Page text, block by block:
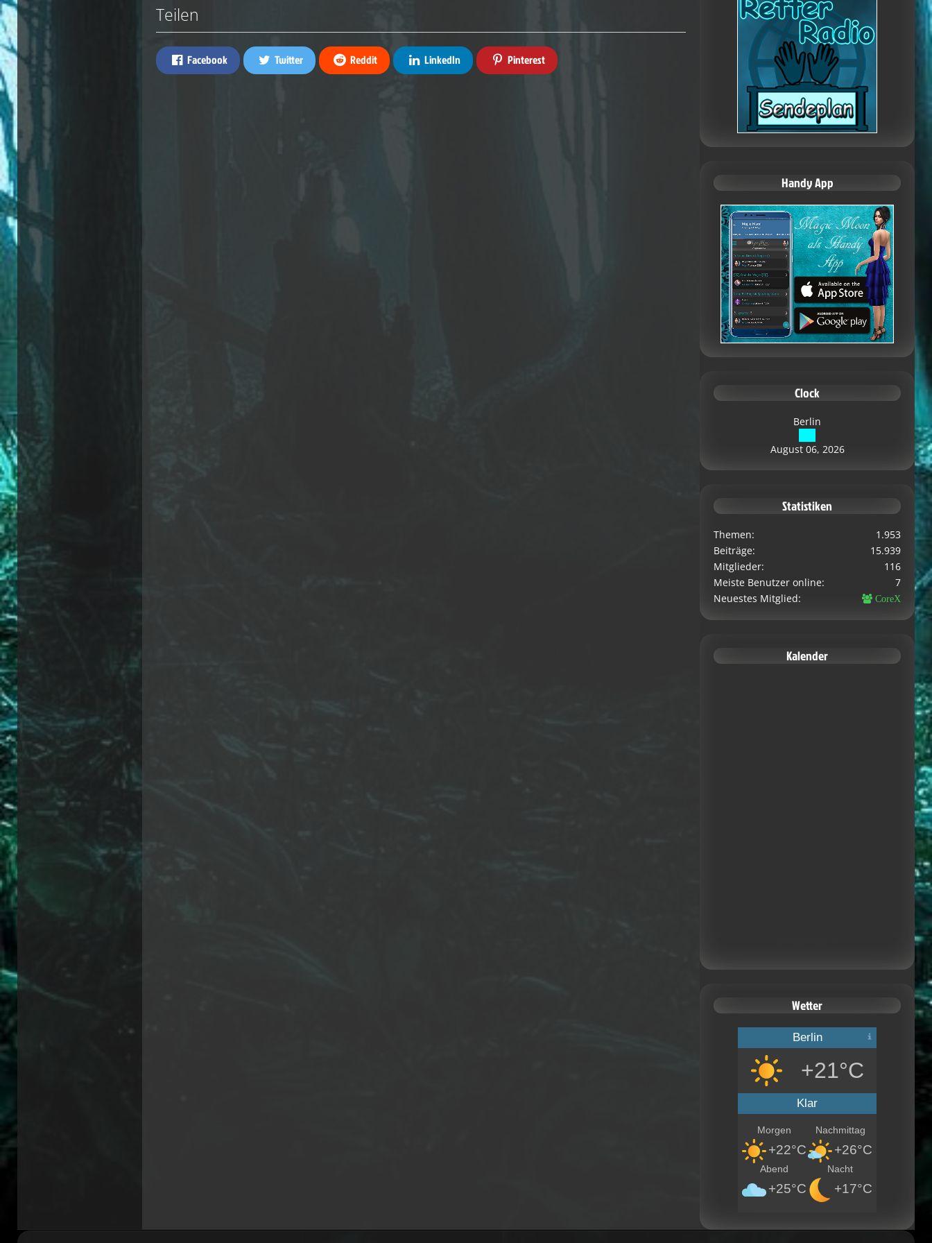
Teilen
Facebook Twitter Reddit LinkedIn Pinterest
Handy App
Clock
Berlin
August 06, 2026
Statistiken
Themen
1.953
Beiträge
15.939
Mitglieder
116
Meiste Benutzer online
7
Neuestes Mitglied
CoreX
Kalender
Wetter
Berlin
+21°C
Klar
Morgen
+22°C
Nachmittag
+26°C
Abend
+25°C
Nacht
+17°C